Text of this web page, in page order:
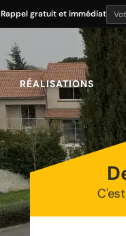
Rappel gratuit et immédiat
RÉALISATIONS